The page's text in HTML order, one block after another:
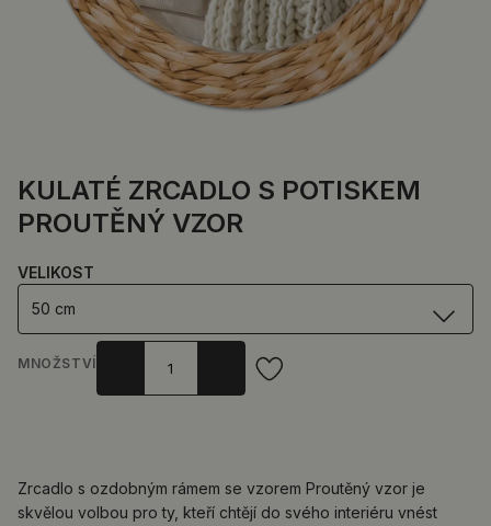
KULATÉ ZRCADLO S POTISKEM
PROUTĚNÝ VZOR
VELIKOST
50 cm
MNOŽSTVÍ
Zrcadlo s ozdobným rámem se vzorem Proutěný vzor je
skvělou volbou pro ty, kteří chtějí do svého interiéru vnést